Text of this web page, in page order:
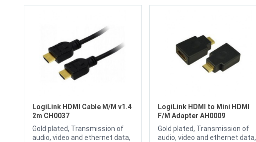
LogiLink HDMI Cable M/M v1.4
2m CH0037
Gold plated, Transmission of
audio, video and ethernet data,
LogiLink HDMI to Mini HDMI
F/M Adapter AH0009
Gold plated, Transmission of
audio, video and ethernet data,